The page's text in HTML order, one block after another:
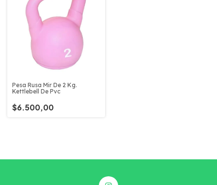
Pesa Rusa Mir De 2 Kg.
Kettlebell De Pvc
$6.500,00